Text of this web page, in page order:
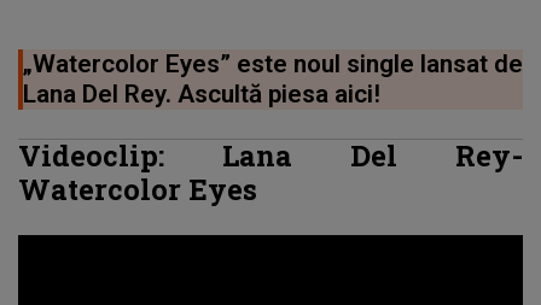
„Watercolor Eyes” este noul single lansat de
Lana Del Rey. Ascultă piesa aici!
Videoclip: Lana Del Rey-
Watercolor Eyes